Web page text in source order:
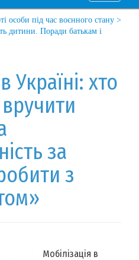
особи під час воєнного стану >
дитини. Поради батькам і
Україні: хто
за
з
Мобілізація в